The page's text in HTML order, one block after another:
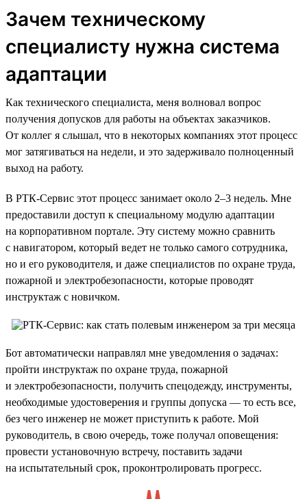
Зачем техническому
специалисту нужна система
адаптации
Как технического специалиста, меня волновал вопрос
получения допусков для работы на объектах заказчиков.
От коллег я слышал, что в некоторых компаниях этот процесс
мог затягиваться на недели, и это задерживало полноценный
выход на работу.
В РТК-Сервис этот процесс занимает около 2–3 недель. Мне
предоставили доступ к специальному модулю адаптации
на корпоративном портале. Эту систему можно сравнить
с навигатором, который ведет не только самого сотрудника,
но и его руководителя, и даже специалистов по охране труда,
пожарной и электробезопасности, которые проводят
инструктаж с новичком.
Бот автоматически направлял мне уведомления о задачах:
пройти инструктаж по охране труда, пожарной
и электробезопасности, получить спецодежду, инструменты,
необходимые удостоверения и группы допуска — то есть все,
без чего инженер не может приступить к работе. Мой
руководитель, в свою очередь, тоже получал оповещения:
провести установочную встречу, поставить задачи
на испытательный срок, проконтролировать прогресс.